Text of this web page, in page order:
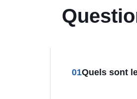
01Quels sont